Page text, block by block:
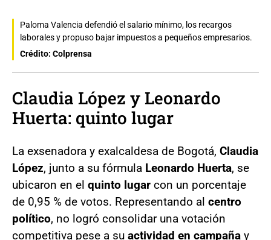
Paloma Valencia defendió el salario mínimo, los recargos
laborales y propuso bajar impuestos a pequeños empresarios.
Crédito: Colprensa
Claudia López y Leonardo
Huerta: quinto lugar
La exsenadora y exalcaldesa de Bogotá, Claudia
López, junto a su fórmula Leonardo Huerta, se
ubicaron en el quinto lugar con un porcentaje
de 0,95 % de votos. Representando al centro
político, no logró consolidar una votación
competitiva pese a su actividad en campaña y